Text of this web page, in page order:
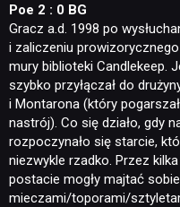
Poe 2 : 0 BG
Gracz a.d. 1998 po
i zaliczeniu
mury biblioteki Candlekeep.
szybko przyłączał do
i Montarona (który
nastrój). Co się działo, gdy
rozpoczynało się starcie,
niezwykle rzadko. Przez
postacie mogły majtać
mieczami/toporami/